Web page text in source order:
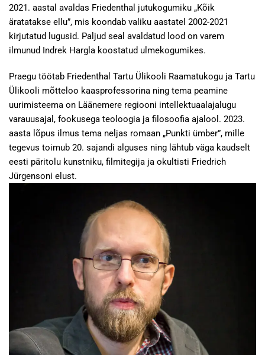
2021. aastal avaldas Friedenthal jutukogumiku „Kõik
äratatakse ellu”, mis koondab valiku aastatel 2002-2021
kirjutatud lugusid. Paljud seal avaldatud lood on varem
ilmunud Indrek Hargla koostatud ulmekogumikes.
Praegu töötab Friedenthal Tartu Ülikooli Raamatukogu ja Tartu
Ülikooli mõtteloo kaasprofessorina ning tema peamine
uurimisteema on Läänemere regiooni intellektuaalajalugu
varauusajal, fookusega teoloogia ja filosoofia ajalool. 2023.
aasta lõpus ilmus tema neljas romaan „Punkti ümber”, mille
tegevus toimub 20. sajandi alguses ning lähtub väga kaudselt
eesti päritolu kunstniku, filmitegija ja okultisti Friedrich
Jürgensoni elust.